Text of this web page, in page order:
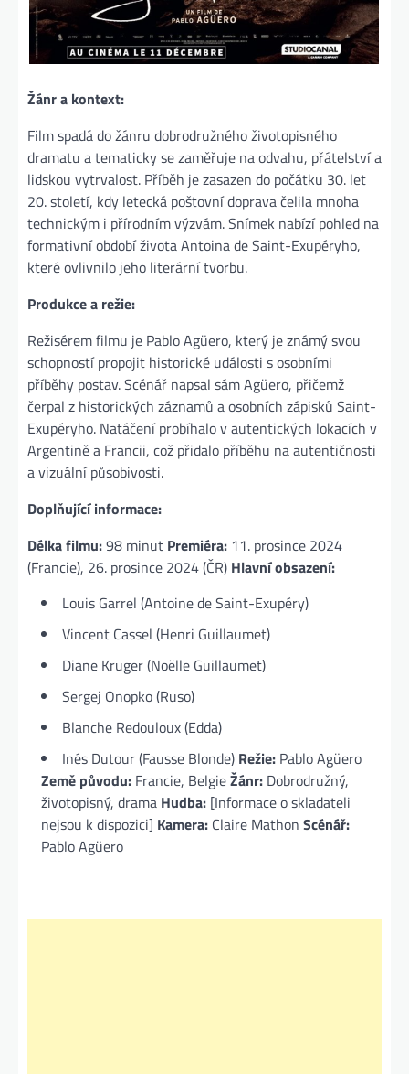
Žánr a kontext:
Film spadá do žánru dobrodružného životopisného
dramatu a tematicky se zaměřuje na odvahu, přátelství a
lidskou vytrvalost. Příběh je zasazen do počátku 30. let
20. století, kdy letecká poštovní doprava čelila mnoha
technickým i přírodním výzvám. Snímek nabízí pohled na
formativní období života Antoina de Saint-Exupéryho,
které ovlivnilo jeho literární tvorbu.
Produkce a režie:
Režisérem filmu je Pablo Agüero, který je známý svou
schopností propojit historické události s osobními
příběhy postav. Scénář napsal sám Agüero, přičemž
čerpal z historických záznamů a osobních zápisků Saint-
Exupéryho. Natáčení probíhalo v autentických lokacích v
Argentině a Francii, což přidalo příběhu na autentičnosti
a vizuální působivosti.
Doplňující informace:
Délka filmu:98 minut Premiéra: 11. prosince 2024
(Francie), 26. prosince 2024 (ČR) Hlavní obsazení:
Louis Garrel (Antoine de Saint-Exupéry)
Vincent Cassel (Henri Guillaumet)
Diane Kruger (Noëlle Guillaumet)
Sergej Onopko (Ruso)
Blanche Redouloux (Edda)
Inés Dutour (Fausse Blonde) Režie: Pablo Agüero
Země původu: Francie, BelgieŽánr: Dobrodružný,
životopisný, drama Hudba: [Informace o skladateli
nejsou k dispozici] Kamera: Claire Mathon Scénář:
Pablo Agüero